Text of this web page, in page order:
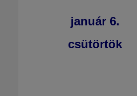
január 6.
csütörtök